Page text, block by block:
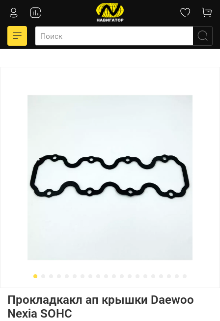
Прокладкакл ап крышки Daewoo
Nexia SOHC